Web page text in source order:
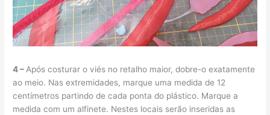
4 –Após costurar o viés no retalho maior, dobre-o exatamente
ao meio. Nas extremidades, marque uma medida de 12
centímetros partindo de cada ponta do plástico. Marque a
medida com um alfinete. Nestes locais serão inseridas as